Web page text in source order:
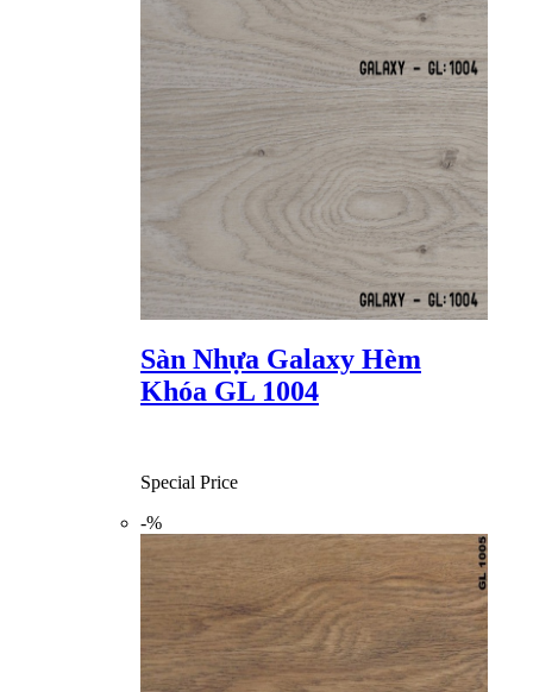
Sàn Nhựa Galaxy Hèm
Khóa GL 1004
Special Price
-%